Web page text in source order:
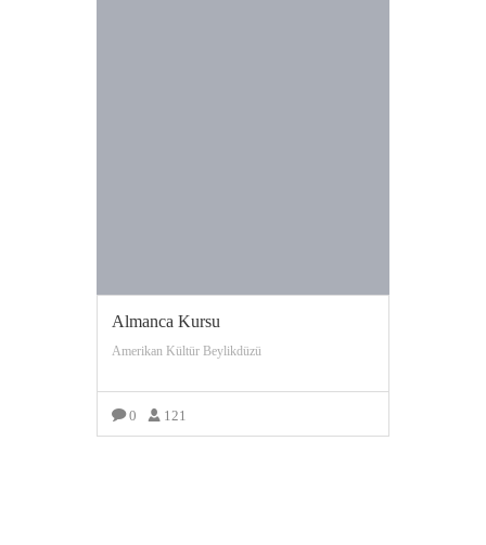
Almanca Kursu
Amerikan Kültür Beylikdüzü
0 121